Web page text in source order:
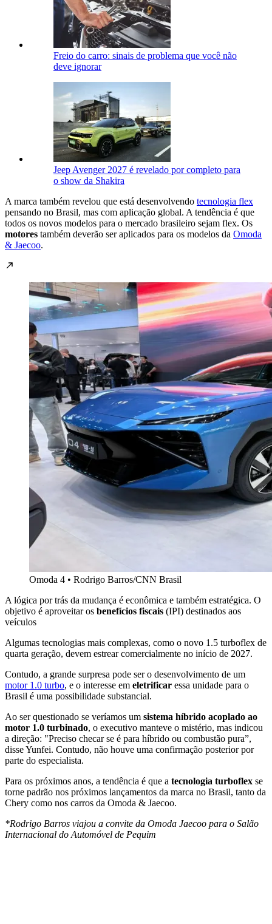
Freio do carro: sinais de problema que você não
deve ignorar
Jeep Avenger 2027 é revelado por completo para
o show da Shakira
A marca também revelou que está desenvolvendo tecnologia flex
pensando no Brasil, mas com aplicação global. A tendência é que
todos os novos modelos para o mercado brasileiro sejam flex. Os
motores também deverão ser aplicados para os modelos da Omoda
& Jaecoo.
Omoda 4 • Rodrigo Barros/CNN Brasil
A lógica por trás da mudança é econômica e também estratégica. O
objetivo é aproveitar os benefícios fiscais (IPI) destinados aos
veículos
Algumas tecnologias mais complexas, como o novo 1.5 turboflex de
quarta geração, devem estrear comercialmente no início de 2027.
Contudo, a grande surpresa pode ser o desenvolvimento de um
motor 1.0 turbo, e o interesse em eletrificar essa unidade para o
Brasil é uma possibilidade substancial.
Ao ser questionado se veríamos um sistema híbrido acoplado ao
motor 1.0 turbinado, o executivo manteve o mistério, mas indicou
a direção: "Preciso checar se é para híbrido ou combustão pura”,
disse Yunfei. Contudo, não houve uma confirmação posterior por
parte do especialista.
Para os próximos anos, a tendência é que a tecnologia turboflex se
torne padrão nos próximos lançamentos da marca no Brasil, tanto da
Chery como nos carros da Omoda & Jaecoo.
*Rodrigo Barros viajou a convite da Omoda Jaecoo para o Salão
Internacional do Automóvel de Pequim